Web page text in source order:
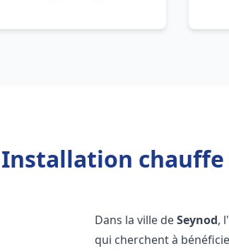
chauffe
Dans la ville deSeynod,
qui cherchent à